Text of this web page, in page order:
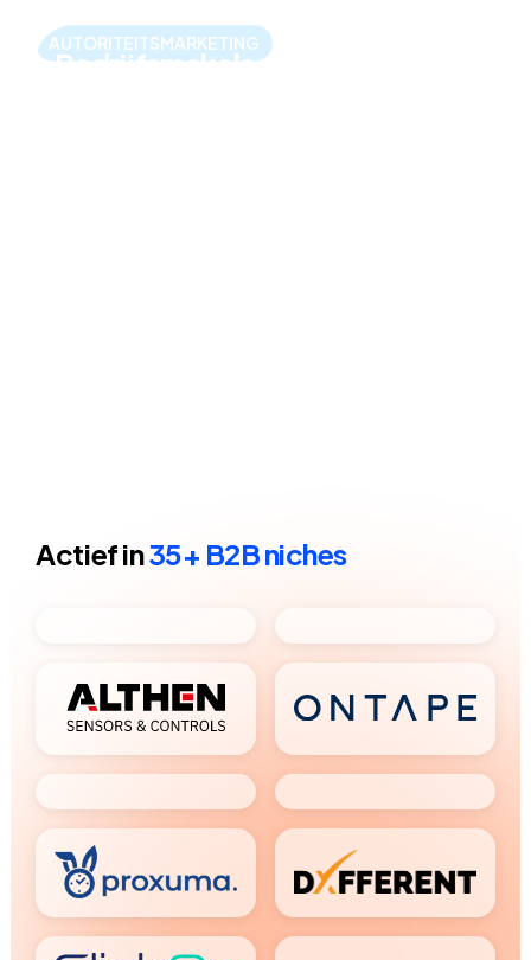
AUTORITEITSMARKETING
Bedrijfsmakelaars
Actief in35+ B2B niches